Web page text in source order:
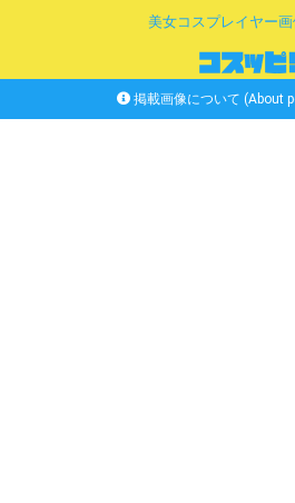
美女コスプレイヤー
掲載画像について (About